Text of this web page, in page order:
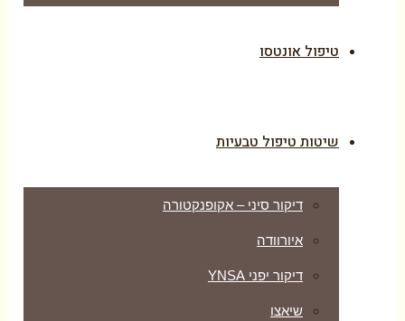
טיפול אונטסו
שיטות טיפול טבעיות
דיקור סיני – אקופנקטורה
איורוודה
דיקור יפני YNSA
שיאצו